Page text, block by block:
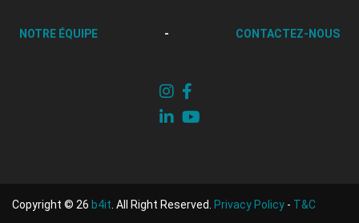
NOTRE ÉQUIPE - CONTACTEZ-NOUS
Copyright © 26 b4it. All Right Reserved. Privacy Policy - T&C